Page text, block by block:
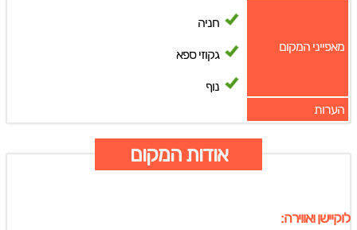
מאפייני המקום
חניה
גקוזי ספא
נוף
הערות
אודות המקום
לוקיישן ואווירה: